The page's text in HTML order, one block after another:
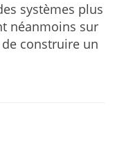
systèmes plus
néanmoins sur
construire un